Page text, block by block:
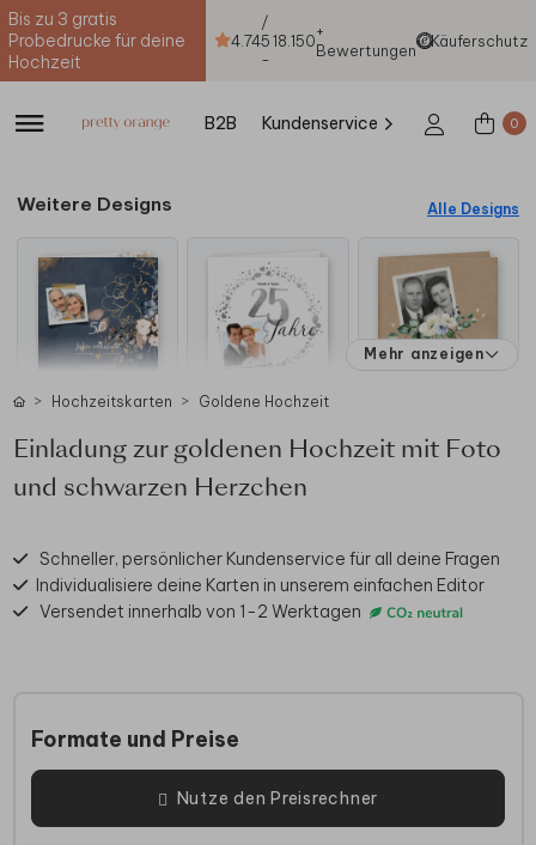
Bis zu 3 gratis
Probedrucke für deine
Hochzeit
4.74
/
5
-
18.150+
Bewertungen
Käuferschutz
B2B Kundenservice 0
Weitere Designs Alle Designs
Mehr anzeigen
Hochzeitskarten Goldene Hochzeit
Einladung zur goldenen Hochzeit mit Foto
und schwarzen Herzchen
Schneller, persönlicher Kundenservice für all deine Fragen
Individualisiere deine Karten in unserem einfachen Editor
Versendet innerhalb von 1-2 Werktagen
Formate und Preise
Nutze den Preisrechner